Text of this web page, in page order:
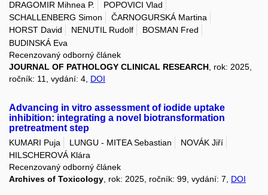
DRAGOMIR Mihnea P.
POPOVICI Vlad
SCHALLENBERG Simon
ČARNOGURSKÁ Martina
HORST David
NENUTIL Rudolf
BOSMAN Fred
BUDINSKÁ Eva
Recenzovaný odborný článek
JOURNAL OF PATHOLOGY CLINICAL RESEARCH , rok: 2025,
ročník: 11, vydání: 4, DOI
Advancing in vitro assessment of iodide uptake
inhibition: integrating a novel biotransformation
pretreatment step
KUMARI Puja LUNGU - MITEA Sebastian
NOVÁK Jiří
HILSCHEROVÁ Klára
Recenzovaný odborný článek
Archives of Toxicology, rok: 2025, ročník: 99, vydání: 7, DOI